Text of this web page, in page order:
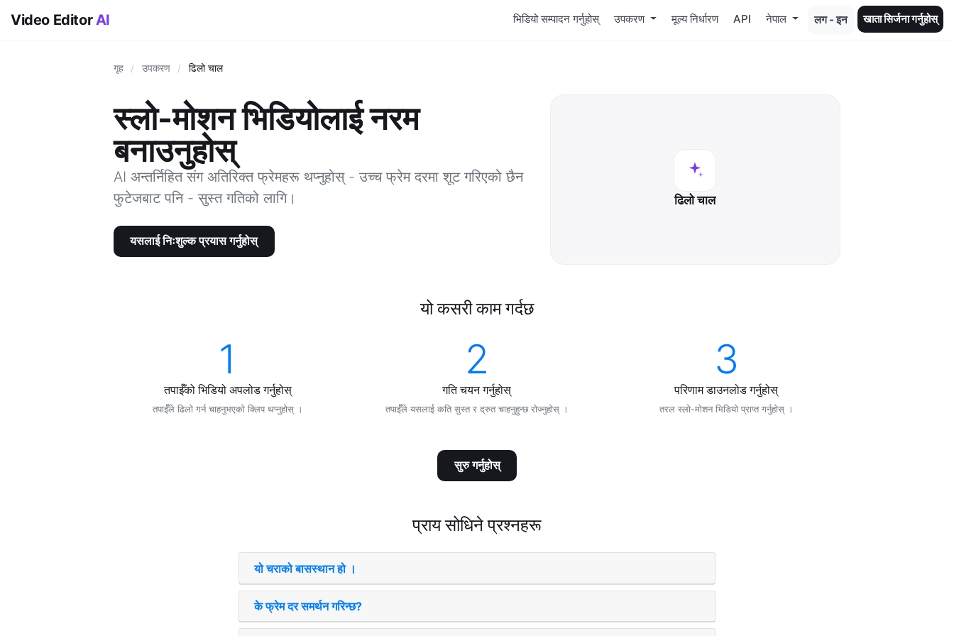
Video EditorAI भिडियो सम्पादन गर्नुहोस् उपकरण मूल्य निर्धारण API नेपाल लग - इन खाता सिर्जना गर्नुहोस्
गृह / उपकरण / ढिलो चाल
स्लो-मोशन भिडियोलाई नरम
बनाउनुहोस्
AI अन्तर्निहित संग अतिरिक्त फ्रेमहरू थप्नुहोस् - उच्च फ्रेम दरमा शूट गरिएको छैन
फुटेजबाट पनि - सुस्त गतिको लागि।
यसलाई निःशुल्क प्रयास गर्नुहोस्
ढिलो चाल
यो कसरी काम गर्दछ
1
तपाईँको भिडियो अपलोड गर्नुहोस्
तपाईँले ढिलो गर्न चाहनुभएको क्लिप थप्नुहोस् ।
2
गति चयन गर्नुहोस्
तपाईँले यसलाई कति सुस्त र द्रुत चाहनुहुन्छ रोज्नुहोस् ।
3
परिणाम डाउनलोड गर्नुहोस्
तरल स्लो-मोशन भिडियो प्राप्त गर्नुहोस् ।
सुरु गर्नुहोस्
प्राय सोधिने प्रश्नहरू
यो चराको बासस्थान हो ।
के फ्रेम दर समर्थन गरिन्छ?